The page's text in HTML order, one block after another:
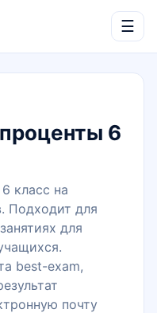
☰
6
класс на
Подходит для
для
best-exam,
почту